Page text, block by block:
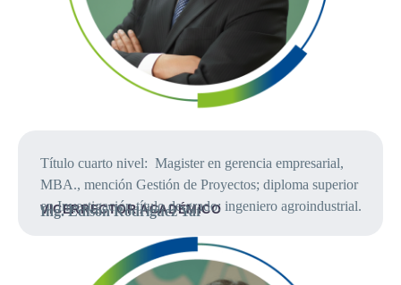
VICERRECTOR ACADÉMICO
Ing. Edison Rodríguez Yar
Título cuarto nivel: Magister en gerencia empresarial,
MBA., mención Gestión de Proyectos; diploma superior
en Investigación título de grado: ingeniero agroindustrial.